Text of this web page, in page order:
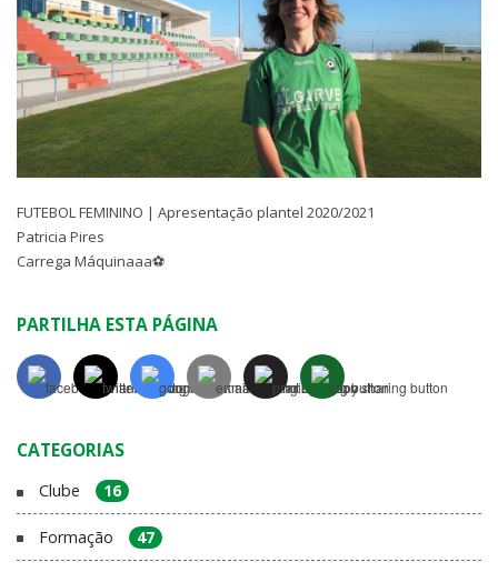
FUTEBOL FEMININO | Apresentação plantel 2020/2021
Patricia Pires
Carrega Máquinaaa⚽️
PARTILHA ESTA PÁGINA
CATEGORIAS
Clube 16
Formação 47